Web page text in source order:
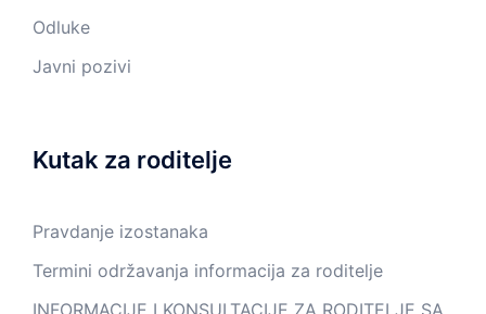
Odluke
Javni pozivi
Kutak za roditelje
Pravdanje izostanaka
Termini održavanja informacija za roditelje
INFORMACIJE I KONSULTACIJE ZA RODITELJE SA